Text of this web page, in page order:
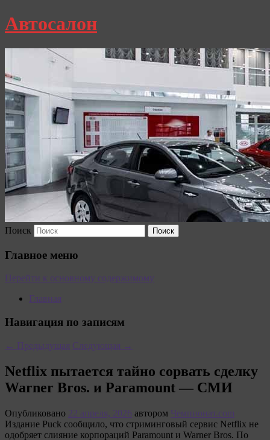
Автосалон
Поиск
Главное меню
Перейти к основному содержимому
Главная
Навигация по записям
← Предыдущая Следующая →
Netflix пытается тайно сорвать сделку
Warner Bros. и Paramount — СМИ
Опубликовано 22 апреля, 2026 автором Чемпионат.com
Издание Puck сообщило, что стриминговый сервис Netflix не
одобряет слияние корпораций Paramount и Warner Bros. По